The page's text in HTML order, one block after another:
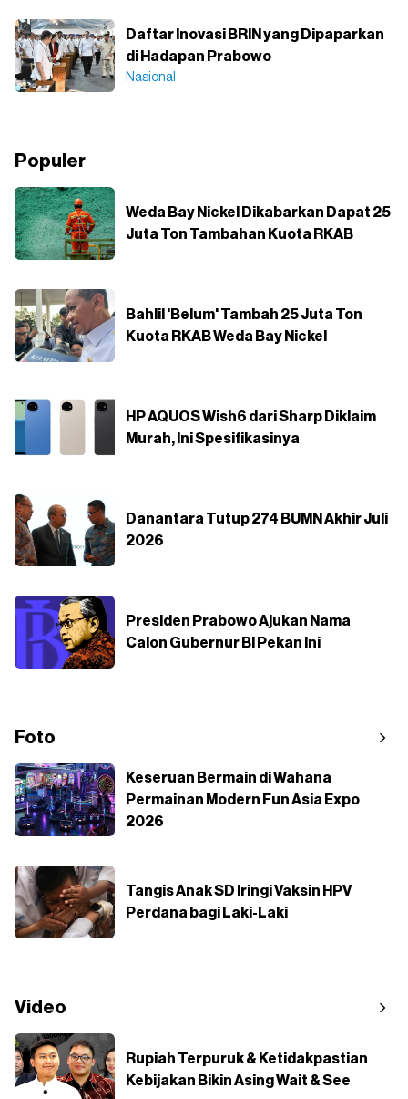
Daftar Inovasi BRIN yang Dipaparkan
di Hadapan Prabowo
Nasional
Populer
Weda Bay Nickel Dikabarkan Dapat 25
Juta Ton Tambahan Kuota RKAB
Bahlil 'Belum' Tambah 25 Juta Ton
Kuota RKAB Weda Bay Nickel
HP AQUOS Wish6 dari Sharp Diklaim
Murah, Ini Spesifikasinya
Danantara Tutup 274 BUMN Akhir Juli
2026
Presiden Prabowo Ajukan Nama
Calon Gubernur BI Pekan Ini
Foto
Keseruan Bermain di Wahana
Permainan Modern Fun Asia Expo
2026
Tangis Anak SD Iringi Vaksin HPV
Perdana bagi Laki-Laki
Video
Rupiah Terpuruk & Ketidakpastian
Kebijakan Bikin Asing Wait & See